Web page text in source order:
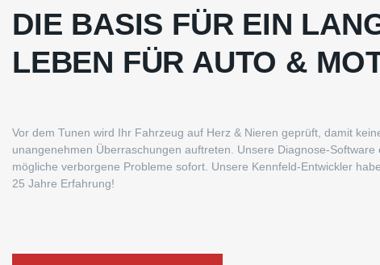
DIE BASIS FÜR EIN
LEBEN FÜR AUTO &
Vor dem Tunen wird Ihr Fahrzeug auf Herz & Nieren geprüft, damit
unangenehmen Überraschungen auftreten. Unsere Diagnose-Software
mögliche verborgene Probleme sofort. Unsere Kennfeld-Entwickler
25 Jahre Erfahrung!